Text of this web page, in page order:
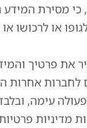
מסירת המידע
או לרכושו
את פרטיך
אחרות
פעולה עימה,
מדיניות פרטיות